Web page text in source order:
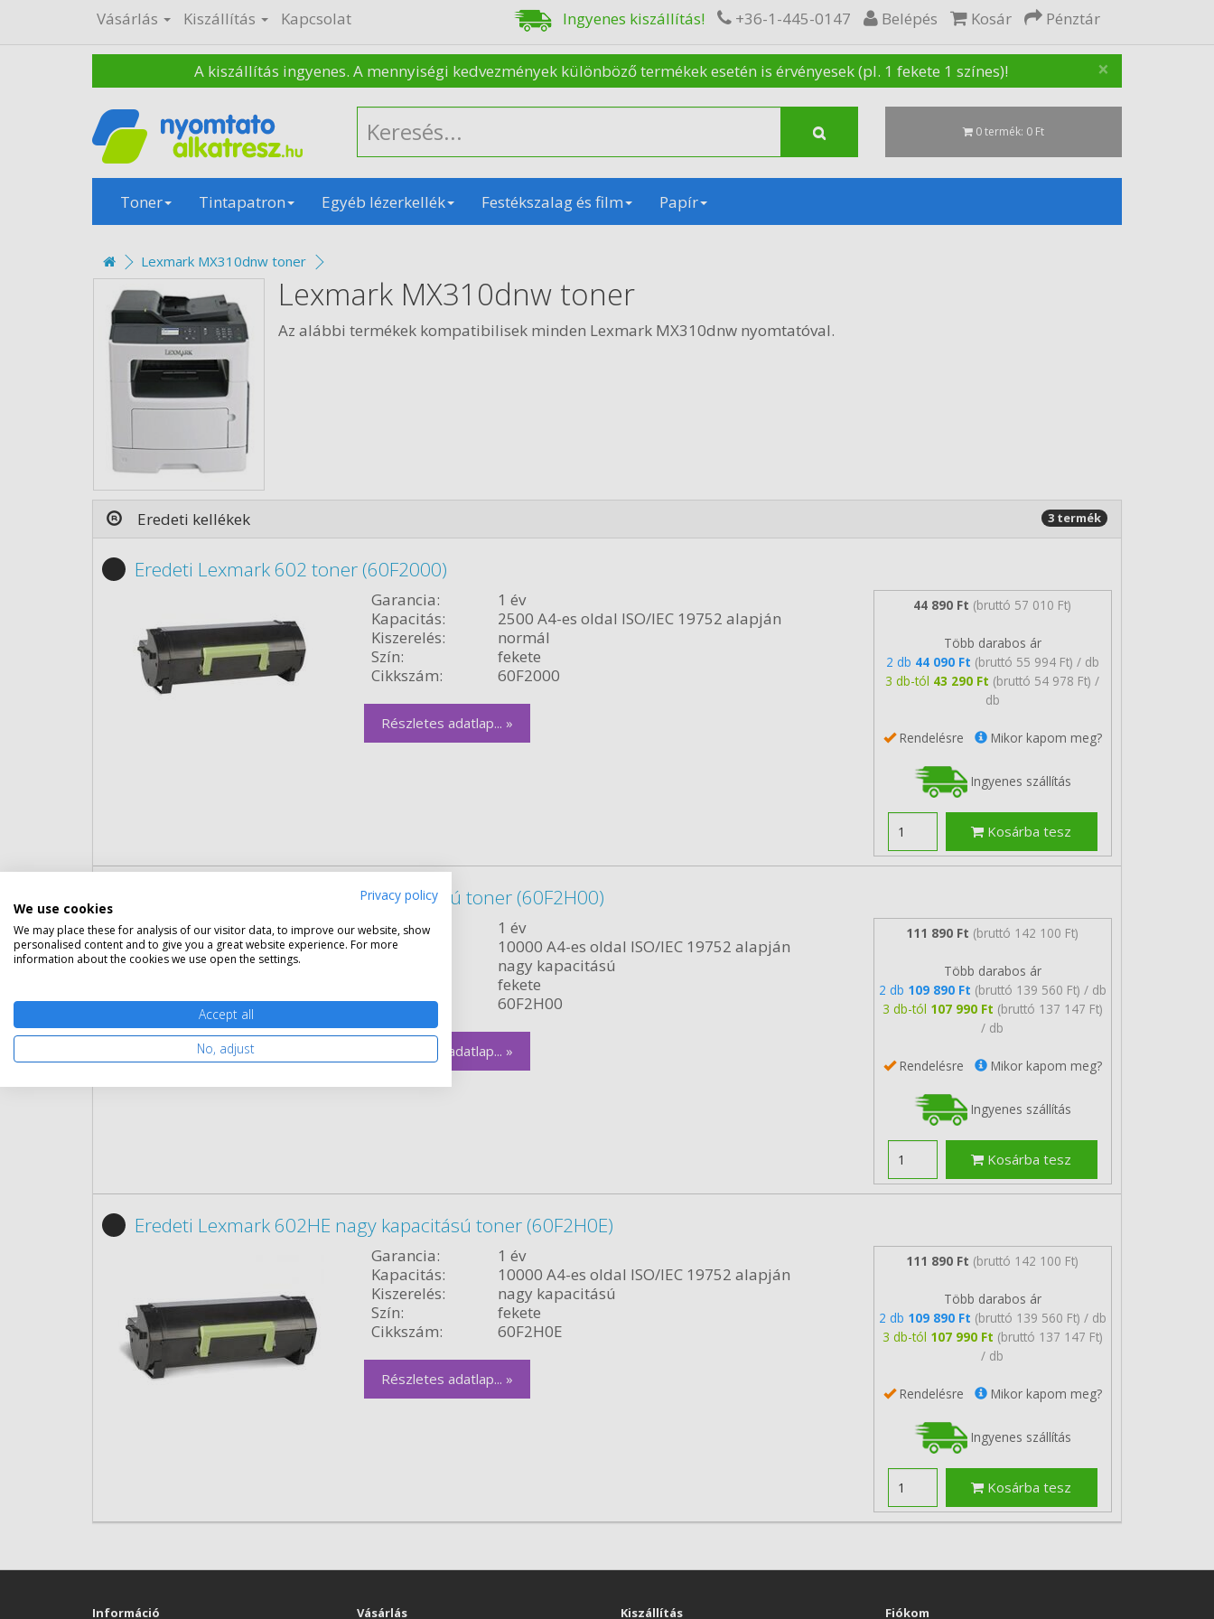
Vásárlás Kiszállítás Kapcsolat Ingyenes kiszállítás! +36-1-445-0147 Belépés Kosár Pénztár
×
A kiszállítás ingyenes. A mennyiségi kedvezmények különböző termékek esetén is érvényesek (pl. 1 fekete 1 színes)!
0 termék: 0 Ft
Toner Tintapatron Egyéb lézerkellék Festékszalag és film Papír
Lexmark MX310dnw toner
Lexmark MX310dnw toner
Az alábbi termékek kompatibilisek minden Lexmark MX310dnw nyomtatóval.
Eredeti kellékek 3 termék
Eredeti Lexmark 602 toner (60F2000)
Garancia:
1 év
Kapacitás:
2500 A4-es oldal ISO/IEC 19752 alapján
Kiszerelés:
normál
Szín:
fekete
Cikkszám:
60F2000
Részletes adatlap... »
44 890 Ft (bruttó 57 010 Ft)
Több darabos ár
2 db 44 090 Ft (bruttó 55 994 Ft) / db
3 db-tól 43 290 Ft (bruttó 54 978 Ft) /
db
Rendelésre Mikor kapom meg?
Ingyenes szállítás
Kosárba tesz
Eredeti Lexmark 602H nagy kapacitású toner (60F2H00)
Garancia:
1 év
Kapacitás:
10000 A4-es oldal ISO/IEC 19752 alapján
nagy kapacitású
fekete
Cikkszám:
60F2H00
Részletes adatlap... »
111 890 Ft (bruttó 142 100 Ft)
Több darabos ár
2 db 109 890 Ft (bruttó 139 560 Ft) / db
3 db-tól 107 990 Ft (bruttó 137 147 Ft)
/ db
Rendelésre Mikor kapom meg?
Ingyenes szállítás
Kosárba tesz
Eredeti Lexmark 602HE nagy kapacitású toner (60F2H0E)
Garancia:
1 év
Kapacitás:
10000 A4-es oldal ISO/IEC 19752 alapján
Kiszerelés:
nagy kapacitású
Szín:
fekete
Cikkszám:
60F2H0E
Részletes adatlap... »
111 890 Ft (bruttó 142 100 Ft)
Több darabos ár
2 db 109 890 Ft (bruttó 139 560 Ft) / db
3 db-tól 107 990 Ft (bruttó 137 147 Ft)
/ db
Rendelésre Mikor kapom meg?
Ingyenes szállítás
Kosárba tesz
Információ Vásárlás Kiszállítás Fiókom
Privacy policy
We use cookies
We may place these for analysis of our visitor data, to improve our website, show
personalised content and to give you a great website experience. For more
information about the cookies we use open the settings.
Accept all
No, adjust